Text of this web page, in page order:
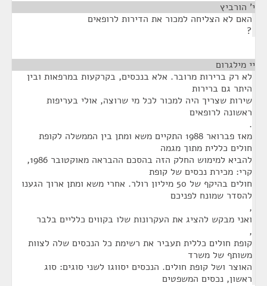
י' הורביץ
האם לא הצליחה למכור את הדירות לרופאים
?
יי מילגרום
לא רק ברירות מרובר. אלא בנכסים, בקרקעות במרפאות ובין
היתר גם ברירות
שירות שצריך היה למכור לכל מי שרוצה, אולי בעריפות
ראשונה לרופאים
.
מאז פברואר 1988 התקיים משא ומתן בין הממשלה לקופת
חולים כללית מתוך מגמה
להביא למימוש החלק הזה בהסכם ההבראה מאוקטובר 1986,
קרי: מכירת נכסים של קופת
חולים בהיקף של 50 מיליון רולר. אחרי משא ומתן ארוך הגענו
להסדר שמונח לפניכם
,
ואני מבקש להציג את העקרונות שלו בקווים כלליים בלבר
,
קופת חולים כללית תעביר את רשימת כל הנכסים שלה לצוות
משותף של משרד
האוצר ושל קופת חולים. הנכסים יסווגו לשני סוגים: סוג
ראשון, נכסים המשפטים